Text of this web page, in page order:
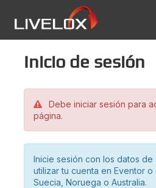
Inicio de sesión
Debe iniciar sesión para
página.
Inicie sesión con los datos de
utilizar tu cuenta en Eventor
Suecia, Noruega o Australia.